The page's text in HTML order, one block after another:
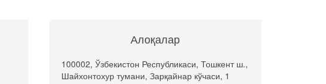
Алоқалар
100002, Ўзбекистон Республикаси, Тошкент ш.,
Шайхонтохур тумани, Зарқайнар кўчаси, 1